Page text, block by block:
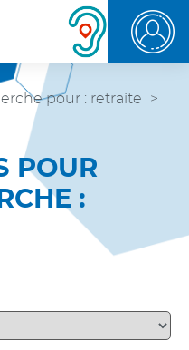
Aller à la
recherche
pour : retraite
POUR
: